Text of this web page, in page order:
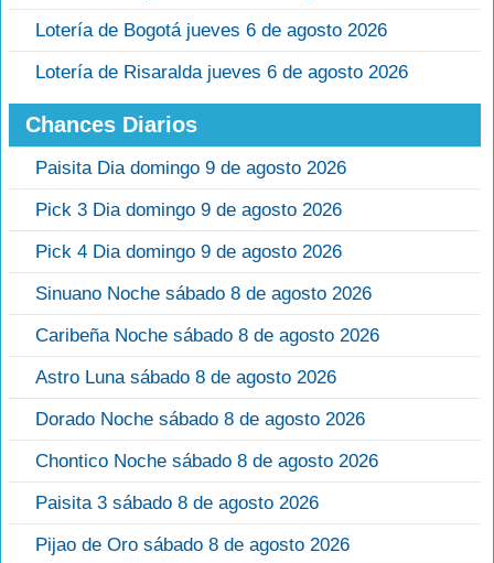
Lotería de Bogotá jueves 6 de agosto 2026
Lotería de Risaralda jueves 6 de agosto 2026
Chances Diarios
Paisita Dia domingo 9 de agosto 2026
Pick 3 Dia domingo 9 de agosto 2026
Pick 4 Dia domingo 9 de agosto 2026
Sinuano Noche sábado 8 de agosto 2026
Caribeña Noche sábado 8 de agosto 2026
Astro Luna sábado 8 de agosto 2026
Dorado Noche sábado 8 de agosto 2026
Chontico Noche sábado 8 de agosto 2026
Paisita 3 sábado 8 de agosto 2026
Pijao de Oro sábado 8 de agosto 2026